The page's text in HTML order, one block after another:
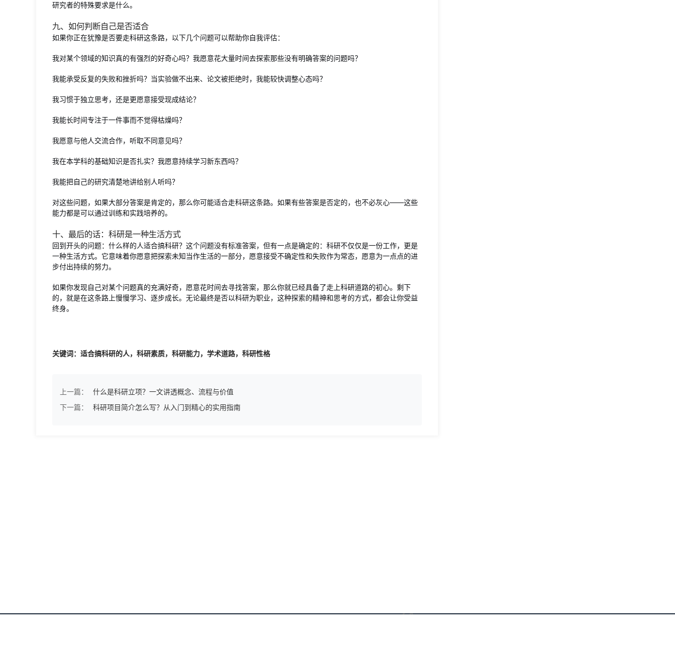
研究者的特殊要求是什么。
九、如何判断自己是否适合
如果你正在犹豫是否要走科研这条路，以下几个问题可以帮助你自我评估：
我对某个领域的知识真的有强烈的好奇心吗？我愿意花大量时间去探索那些没有明确答案的问题吗？
我能承受反复的失败和挫折吗？当实验做不出来、论文被拒绝时，我能较快调整心态吗？
我习惯于独立思考，还是更愿意接受现成结论？
我能长时间专注于一件事而不觉得枯燥吗？
我愿意与他人交流合作，听取不同意见吗？
我在本学科的基础知识是否扎实？我愿意持续学习新东西吗？
我能把自己的研究清楚地讲给别人听吗？
对这些问题，如果大部分答案是肯定的，那么你可能适合走科研这条路。如果有些答案是否定的，也不必灰心——这些
能力都是可以通过训练和实践培养的。
十、最后的话：科研是一种生活方式
回到开头的问题：什么样的人适合搞科研？这个问题没有标准答案，但有一点是确定的：科研不仅仅是一份工作，更是
一种生活方式。它意味着你愿意把探索未知当作生活的一部分，愿意接受不确定性和失败作为常态，愿意为一点点的进
步付出持续的努力。
如果你发现自己对某个问题真的充满好奇，愿意花时间去寻找答案，那么你就已经具备了走上科研道路的初心。剩下
的，就是在这条路上慢慢学习、逐步成长。无论最终是否以科研为职业，这种探索的精神和思考的方式，都会让你受益
终身。
关键词：适合搞科研的人，科研素质，科研能力，学术道路，科研性格
上一篇：
什么是科研立项？一文讲透概念、流程与价值
下一篇：
科研项目简介怎么写？从入门到精心的实用指南